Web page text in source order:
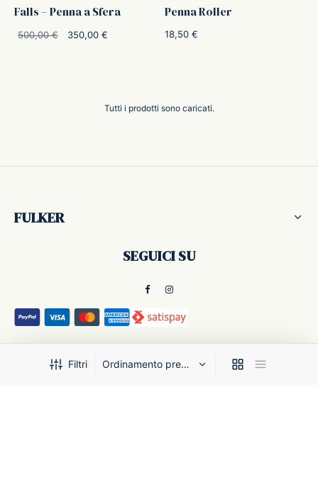
Filtri
Falls – Penna a Sfera
500,00€
Il prezzo
350,00 €
Penna Roller
18,50 €
Tutti i prodotti sono caricati.
FULKER
SEGUICI SU
PRODOTTI